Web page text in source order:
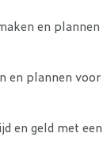
en plannen
en plannen voor
en geld met